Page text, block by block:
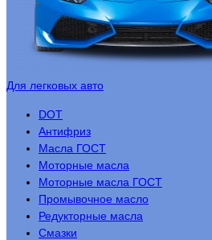
Для легковых авто
DOT
Антифриз
Масла ГОСТ
Моторные масла
Моторные масла ГОСТ
Промывочное масло
Редукторные масла
Смазки